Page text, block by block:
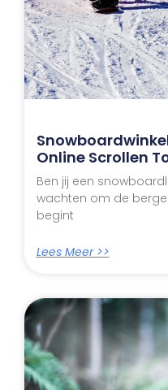
Online Scrollen
Ben jij een
wachten om de
begint
Lees Meer >>